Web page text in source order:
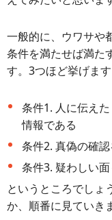
一般的に、ウワサや
条件を満たせば満た
す。3つほど挙げます
条件1. 人に伝え
情報である
条件2. 真偽の確
条件3. 疑わしい
というところでしょ
か、順番に見ていき